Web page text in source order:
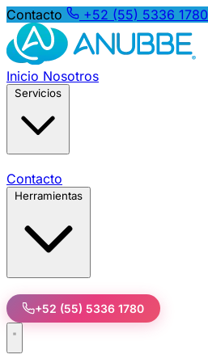
Contacto +52 (55) 5336 1780
Inicio Nosotros
Contacto
+52 (55) 5336 1780